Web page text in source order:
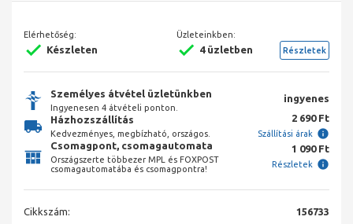
Elérhetőség:
Készleten
Üzleteinkben:
4 üzletben Részletek
Személyes átvétel üzletünkben
Ingyenesen 4 átvételi ponton.
ingyenes
Házhozszállítás
Kedvezményes, megbízható, országos.
2 690 Ft
Szállítási árak
Csomagpont, csomagautomata
Országszerte többezer MPL és FOXPOST
csomagautomatába és csomagpontra!
1 090 Ft
Részletek
Cikkszám:
156733